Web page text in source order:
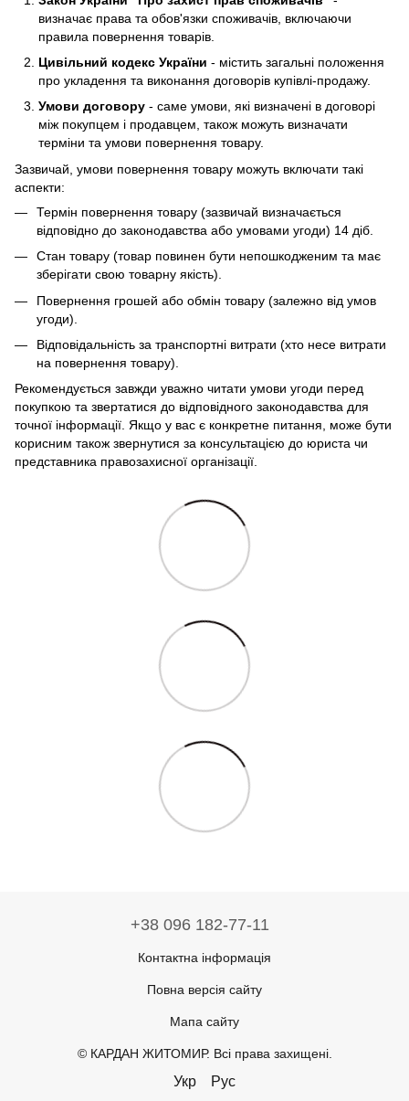
визначає права та обов'язки споживачів, включаючи
правила повернення товарів.
Цивільний кодекс України - містить загальні положення
про укладення та виконання договорів купівлі-продажу.
Умови договору - саме умови, які визначені в договорі
між покупцем і продавцем, також можуть визначати
терміни та умови повернення товару.
Зазвичай, умови повернення товару можуть включати такі
аспекти:
Термін повернення товару (зазвичай визначається
відповідно до законодавства або умовами угоди) 14 діб.
Стан товару (товар повинен бути непошкодженим та має
зберігати свою товарну якість).
Повернення грошей або обмін товару (залежно від умов
угоди).
Відповідальність за транспортні витрати (хто несе витрати
на повернення товару).
Рекомендується завжди уважно читати умови угоди перед
покупкою та звертатися до відповідного законодавства для
точної інформації. Якщо у вас є конкретне питання, може бути
корисним також звернутися за консультацією до юриста чи
представника правозахисної організації.
+38 096 182-77-11
Контактна інформація
Повна версія сайту
Мапа сайту
© КАРДАН ЖИТОМИР. Всі права захищені.
Укр Рус